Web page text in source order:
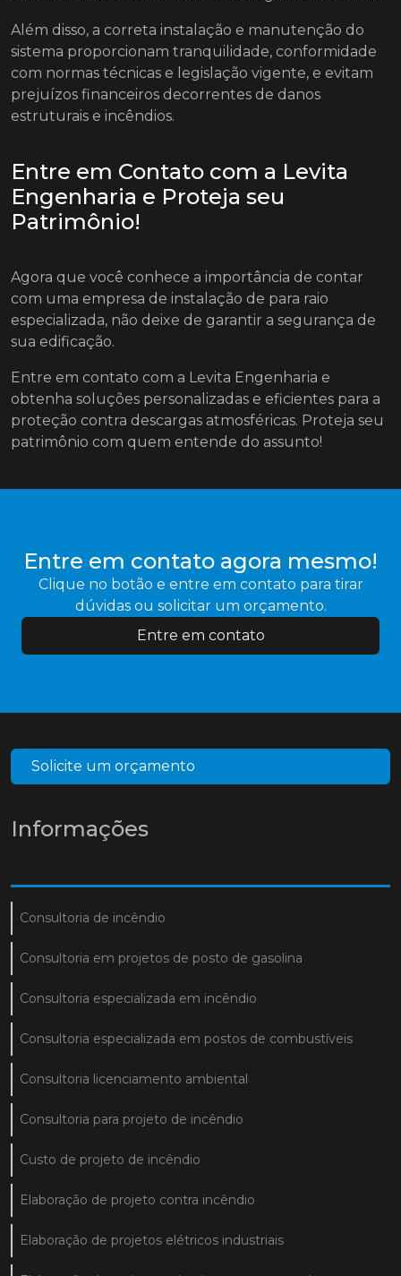
Além disso, a correta instalação e manutenção do
sistema proporcionam tranquilidade, conformidade
com normas técnicas e legislação vigente, e evitam
prejuízos financeiros decorrentes de danos
estruturais e incêndios.
Entre em Contato com a Levita
Engenharia e Proteja seu
Patrimônio!
Agora que você conhece a importância de contar
com uma empresa de instalação de para raio
especializada, não deixe de garantir a segurança de
sua edificação.
Entre em contato com a Levita Engenharia e
obtenha soluções personalizadas e eficientes para a
proteção contra descargas atmosféricas. Proteja seu
patrimônio com quem entende do assunto!
Entre em contato agora mesmo!
Clique no botão e entre em contato para tirar
dúvidas ou solicitar um orçamento.
Entre em contato
Solicite um orçamento
Informações
Consultoria de incêndio
Consultoria em projetos de posto de gasolina
Consultoria especializada em incêndio
Consultoria especializada em postos de combustíveis
Consultoria licenciamento ambiental
Consultoria para projeto de incêndio
Custo de projeto de incêndio
Elaboração de projeto contra incêndio
Elaboração de projetos elétricos industriais